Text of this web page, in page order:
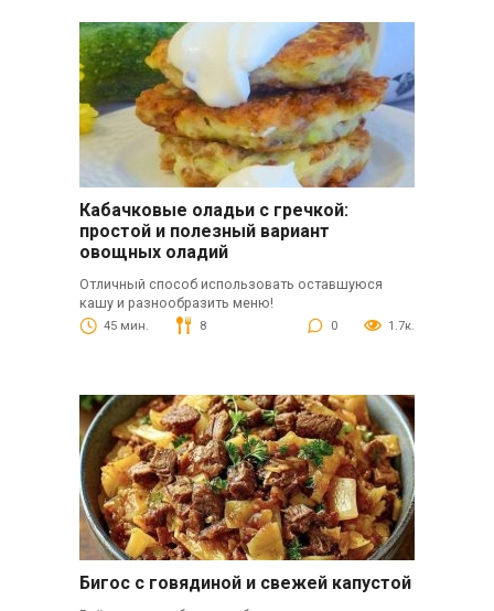
Кабачковые оладьи с гречкой:
простой и полезный вариант
овощных оладий
Отличный способ использовать оставшуюся
кашу и разнообразить меню!
45 мин. 8 0 1.7к.
Бигос с говядиной и свежей капустой